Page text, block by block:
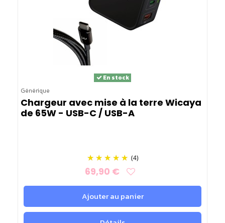
Générique
En stock
Chargeur avec mise à la terre Wicaya
de 65W - USB-C / USB-A
(4)
69,90 €
Ajouter au panier